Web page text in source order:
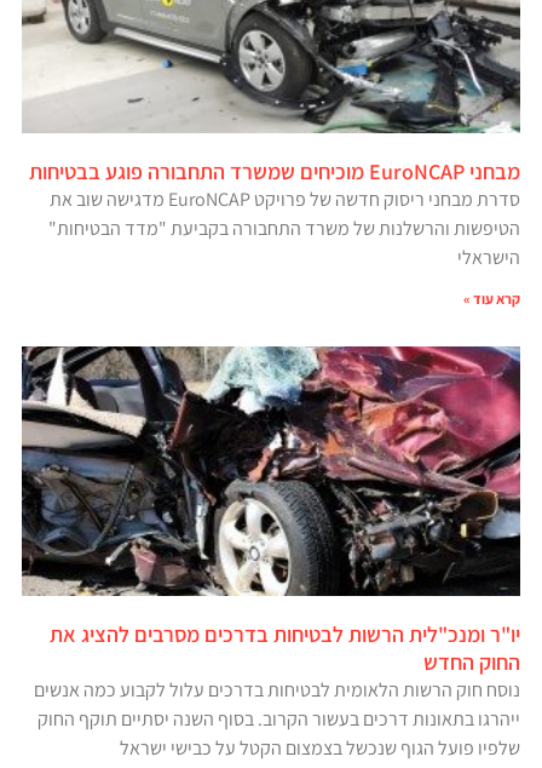
מבחני EuroNCAP מוכיחים שמשרד התחבורה פוגע בבטיחות
סדרת מבחני ריסוק חדשה של פרויקט EuroNCAP מדגישה שוב את
הטיפשות והרשלנות של משרד התחבורה בקביעת "מדד הבטיחות"
הישראלי
קרא עוד »
יו"ר ומנכ"לית הרשות לבטיחות בדרכים מסרבים להציג את
החוק החדש
נוסח חוק הרשות הלאומית לבטיחות בדרכים עלול לקבוע כמה אנשים
ייהרגו בתאונות דרכים בעשור הקרוב. בסוף השנה יסתיים תוקף החוק
שלפיו פועל הגוף שנכשל בצמצום הקטל על כבישי ישראל